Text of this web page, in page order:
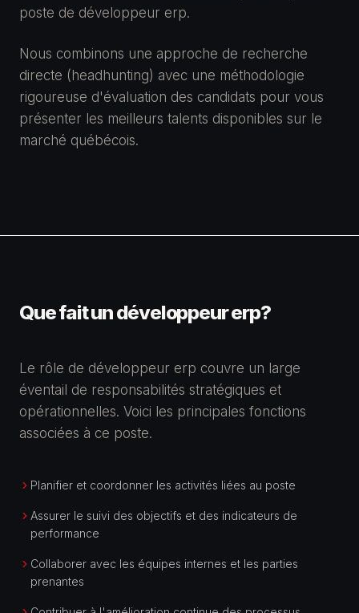
poste de développeur erp.
Nous combinons une approche de recherche
directe (headhunting) avec une méthodologie
rigoureuse d'évaluation des candidats pour vous
présenter les meilleurs talents disponibles sur le
marché québécois.
Que fait un développeur erp?
Le rôle de développeur erp couvre un large
éventail de responsabilités stratégiques et
opérationnelles. Voici les principales fonctions
associées à ce poste.
Planifier et coordonner les activités liées au poste
Assurer le suivi des objectifs et des indicateurs de
performance
Collaborer avec les équipes internes et les parties
prenantes